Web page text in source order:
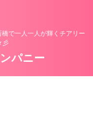
で一人一人が輝くチアリー
彡
パニー